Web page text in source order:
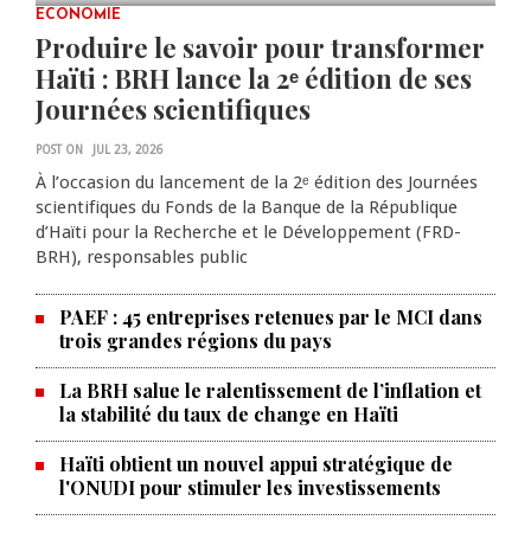
0 COMMENTS
ECONOMIE
Produire le savoir pour transformer
Haïti : BRH lance la 2ᵉ édition de ses
Journées scientifiques
POST ON JUL 23, 2026
À l’occasion du lancement de la 2ᵉ édition des Journées
scientifiques du Fonds de la Banque de la République
d’Haïti pour la Recherche et le Développement (FRD-
BRH), responsables public
PAEF : 45 entreprises retenues par le MCI dans
trois grandes régions du pays
La BRH salue le ralentissement de l’inflation et
la stabilité du taux de change en Haïti
Haïti obtient un nouvel appui stratégique de
l'ONUDI pour stimuler les investissements